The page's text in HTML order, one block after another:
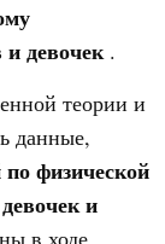
девочек .
теории и
данные,
по физической
девочек и
в ходе